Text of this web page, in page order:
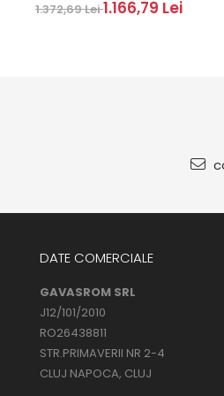
1.372,69 Lei1.166,79 Lei
DATE COMERCIALE
GAVASROM SRL
J12/101/2010
RO26438811
STR.PRIMAVERII NR 2-4
CLUJ NAPOCA, CLUJ